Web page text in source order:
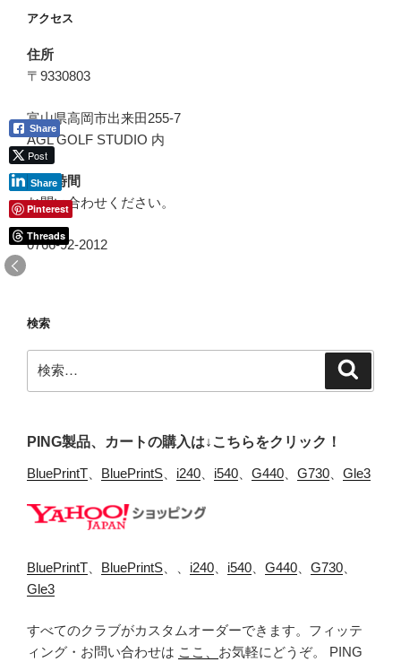
ン
アクセス
住所
〒9330803
富山県高岡市出来田255-7
AGL GOLF STUDIO 内
営業時間
お問い合わせください。
0766-92-2012
検索
索:
PING製品、カートの購入は↓こちらをクリック！
BluePrintT BluePrintS i240 i540 G440 G730 Gle3
BluePrintT BluePrintS i240 i540 G440 G730
Gle3
すべてのクラブがカスタムオーダーできます。フィッテ
ィング・お問い合わせは ここ、 お気軽にどうぞ。 PING
Share
Post
Share
Pinterest
Threads